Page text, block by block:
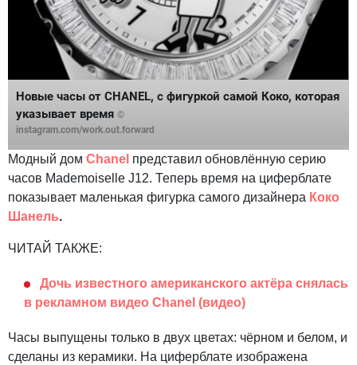
Новые часы от CHANEL, с фигуркой самой Коко, которая
указывает время ©
instagram.com/work.out.forward
Модный дом Chanel представил обновлённую серию
часов Mademoiselle J12. Теперь время на циферблате
показывает маленькая фигурка самого дизайнера Коко
Шанель.
ЧИТАЙ ТАКЖЕ:
Дочь известного американского актёра снялась
в рекламном видео Chanel (видео)
Часы выпущены только в двух цветах: чёрном и белом, и
сделаны из керамики. На циферблате изображена